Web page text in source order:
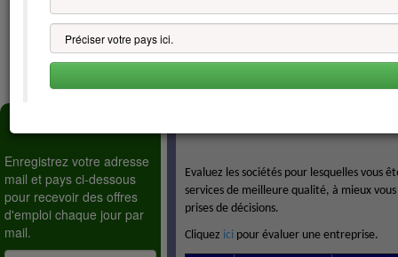
Enregistrez votre adresse
mail et pays ci-dessous
pour recevoir des offres
d'emploi chaque jour par
mail.
Evaluez les sociétés pour lesquelles vous
services de meilleure qualité, à mieux
prises de décisions.
Cliquez ici pour évaluer une entreprise.